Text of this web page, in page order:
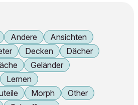
Andere
Ansichten
Decken
Dächer
Geländer
Lernen
Morph
Other